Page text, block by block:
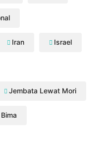
Iran Israel
Jembata Lewat Mori